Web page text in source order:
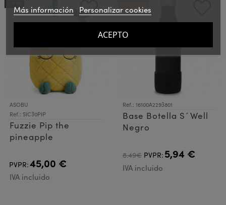
ASOBU
Ref.: SIC30PIP
Fuzzie Pip the
pineapple
PVPR:45,00 €
IVA incluido
Ref.: 16100A2293801
Base Botella S´Well
Negro
8.49€ PVPR: 5,94 €
IVA incluido
Más información Personalizar cookies
ACEPTO